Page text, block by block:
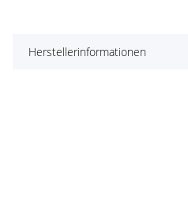
Herstellerinformationen